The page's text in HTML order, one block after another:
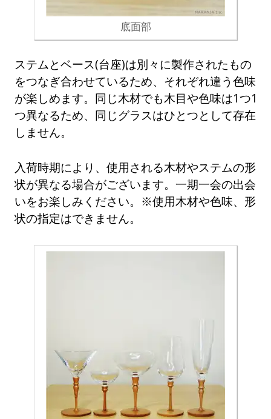
底面部
ステムとベース(台座)は別々に製作されたもの
をつなぎ合わせているため、それぞれ違う色味
が楽しめます。同じ木材でも木目や色味は1つ1
つ異なるため、同じグラスはひとつとして存在
しません。
入荷時期により、使用される木材やステムの形
状が異なる場合がございます。一期一会の出会
いをお楽しみください。※使用木材や色味、形
状の指定はできません。